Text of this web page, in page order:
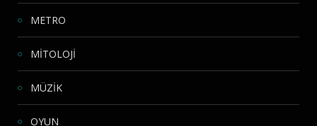
METRO
MİTOLOJİ
MÜZİK
OYUN